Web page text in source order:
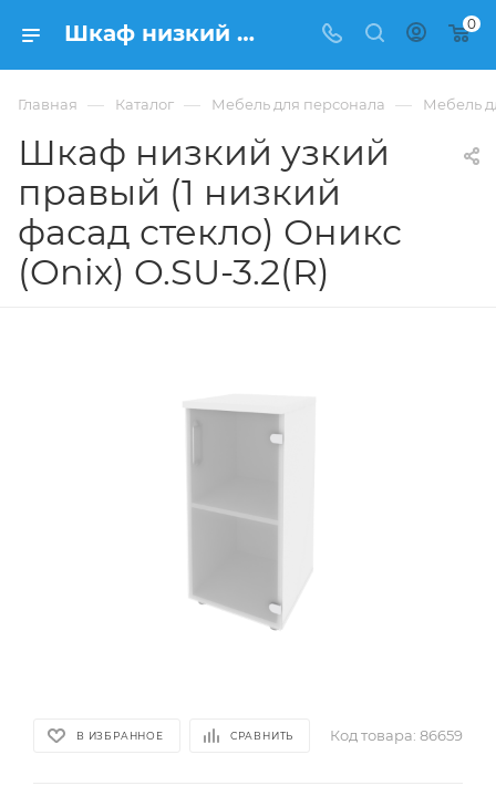
Шкаф низкий узкий правый (1 низкий фасад стекло) Оникс (Onix) O.SU-3.2(R) из ЛДСП купить в Москве, цена 6 406 ₽ - интернет-магазин ФРАНКОМ 0
Главная — Каталог — Мебель для персонала — Мебель
Шкаф низкий узкий
правый (1 низкий
фасад стекло) Оникс
(Onix) O.SU-3.2(R)
В ИЗБРАННОЕ СРАВНИТЬ Код товара: 86659